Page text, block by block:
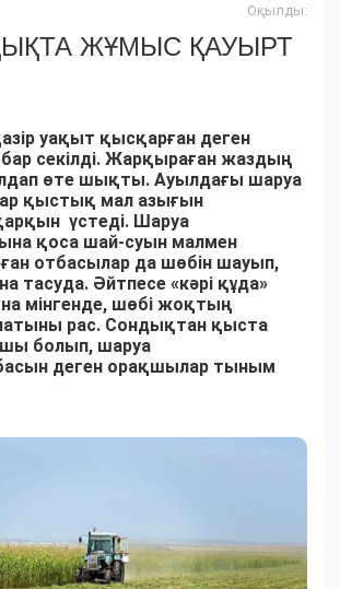
Оқылды:
ЖҰМЫС ҚАУЫРТ
уақыт қысқарған деген
бар секілді. Жарқыраған жаздың
өте шықты. Ауылдағы шаруа
қыстық мал азығын
үстеді. Шаруа
қоса шай-суын малмен
отбасылар да шөбін шауып,
тасуда. Әйтпесе «кәрі құда»
мінгенде, шөбі жоқтың
рас. Сондықтан қыста
болып, шаруа
деген орақшылар тыным